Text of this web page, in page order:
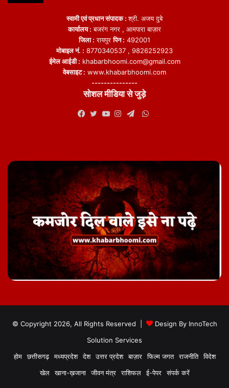
स्वामी एवं प्रधान संपादक :श्री. अजय दुबे
कार्यालय : बजरंग नगर , आमपारा बाज़ार
जिला : रायपुरपिन : 492001
मोबाइल नं. : 8770340537 , 9826252923
ईमेल आईडी : khabarbhoomi.com@gmail.com
वेबसाइट : www.khabarbhoomi.com
---------------
सोशल मीडिया से जुड़े
WhatsApp
© Copyright 2026, All Rights Reserved | Design By InnoTech
Solution Services
होम
छत्तीसगढ़ मध्यप्रदेश देश उत्तर प्रदेश बाज़ार फिल्म जगत राजनीति
विदेश
खेल
खाना-ख़जाना जीवन मंत्र राशिफल ई-पेपर संपर्क करें